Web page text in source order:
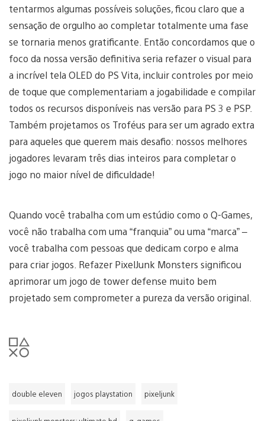
tentarmos algumas possíveis soluções, ficou claro que a
sensação de orgulho ao completar totalmente uma fase
se tornaria menos gratificante. Então concordamos que o
foco da nossa versão definitiva seria refazer o visual para
a incrível tela OLED do PS Vita, incluir controles por meio
de toque que complementariam a jogabilidade e compilar
todos os recursos disponíveis nas versão para PS 3 e PSP.
Também projetamos os Troféus para ser um agrado extra
para aqueles que querem mais desafio: nossos melhores
jogadores levaram três dias inteiros para completar o
jogo no maior nível de dificuldade!
Quando você trabalha com um estúdio como o Q-Games,
você não trabalha com uma “franquia” ou uma “marca” –
você trabalha com pessoas que dedicam corpo e alma
para criar jogos. Refazer PixelJunk Monsters significou
aprimorar um jogo de tower defense muito bem
projetado sem comprometer a pureza da versão original.
double eleven jogos playstation pixeljunk